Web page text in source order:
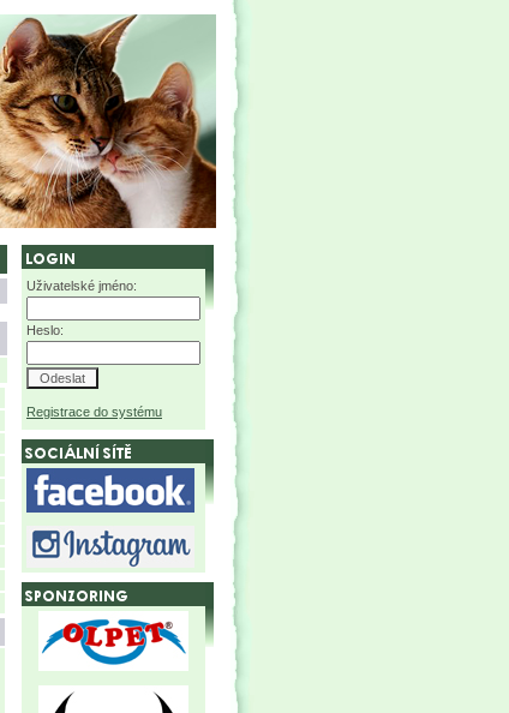
Uživatelské jméno:
Heslo:
Registrace do systému